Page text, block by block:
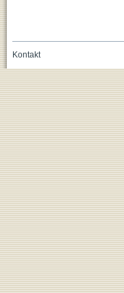
Kontakt